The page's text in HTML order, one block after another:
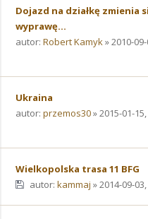
Dojazd na działkę zmienia
wyprawę...
autor: Robert Kamyk» 2010-
Ukraina
autor: przemos30» 2015-01-
Wielkopolska trasa 11 BFG
autor: kammaj » 2014-09-